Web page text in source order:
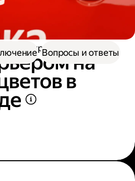
курьером цветов
на
в
Вопросы и ответы